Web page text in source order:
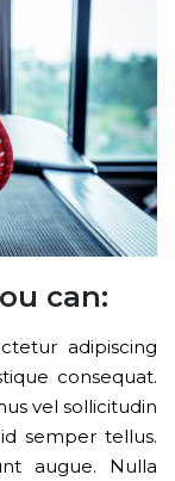
can:
adipiscing
consequat.
vel sollicitudin
semper tellus.
augue. Nulla